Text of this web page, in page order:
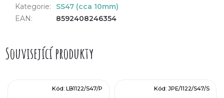
Kategorie:
SS47 (cca 10mm)
EAN: 8592408246354
Související produkty
Kód: LB1122/S47/P Kód: JPE/1122/S47/S